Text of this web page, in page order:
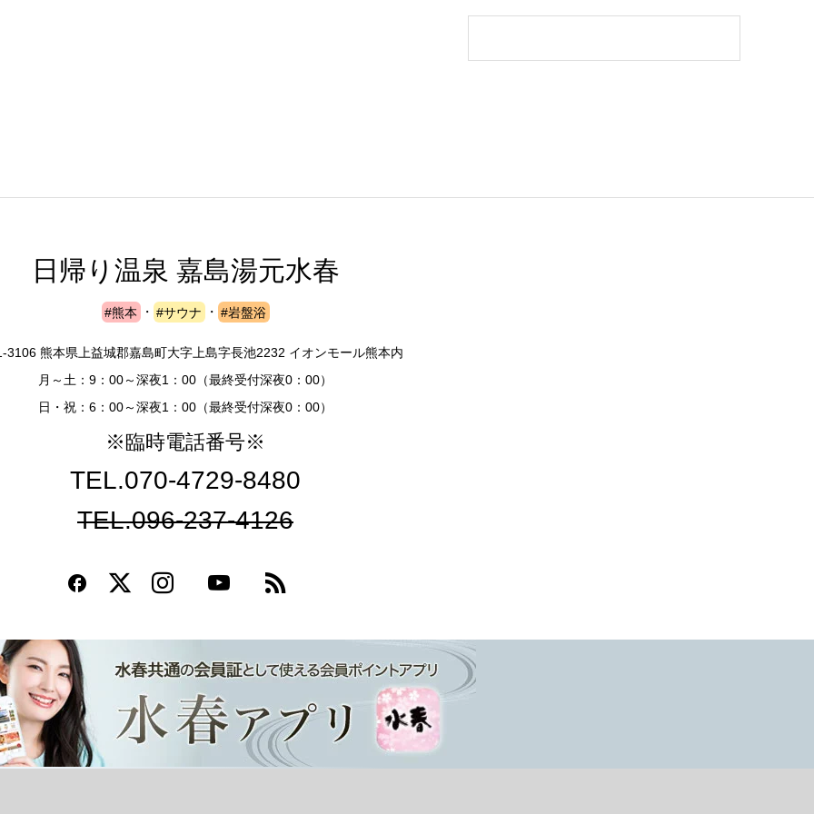
日帰り温泉 嘉島湯元水春
#熊本 ・ #サウナ ・ #岩盤浴
3106 熊本県上益城郡嘉島町大字上島字長池2232 イオンモール熊本内
月～土：9：00～深夜1：00（最終受付深夜0：00）
日・祝：6：00～深夜1：00（最終受付深夜0：00）
※臨時電話番号※
TEL.070-4729-8480
TEL.096-237-4126